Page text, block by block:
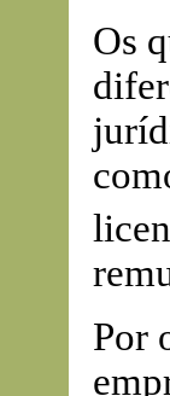
Os
Por